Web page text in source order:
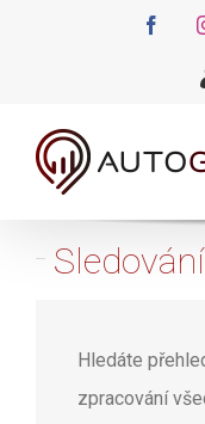
Sledování
Hledáte
zpracování